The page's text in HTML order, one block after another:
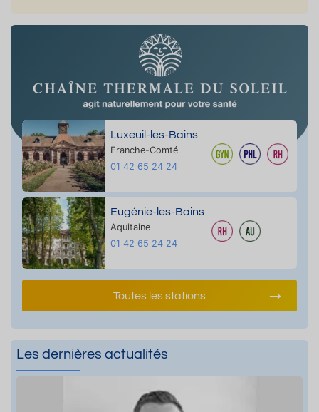
Luxeuil-les-Bains
Franche-Comté
01 42 65 24 24
Eugénie-les-Bains
Aquitaine
01 42 65 24 24
Toutes les stations
Les dernières actualités